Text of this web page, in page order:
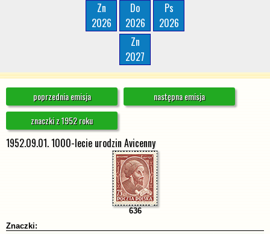
Zn
2026
Do
2026
Ps
2026
Zn
2027
poprzednia emisja
następna emisja
znaczki z 1952 roku
1952.09.01. 1000-lecie urodzin Avicenny
636
Znaczki: